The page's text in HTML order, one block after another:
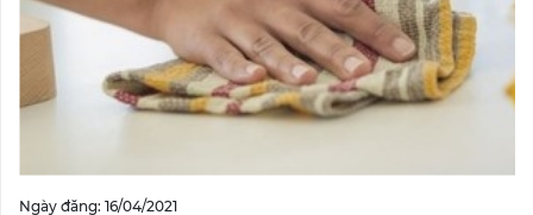
Ngày đăng: 16/04/2021